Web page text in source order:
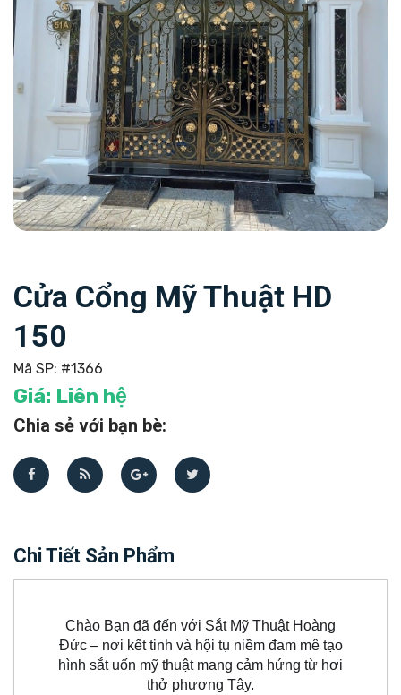
Cửa Cổng Mỹ Thuật HD
150
Mã SP: #1366
Giá: Liên hệ
Chia sẻ với bạn bè:
Chi Tiết Sản Phẩm
Chào Bạn đã đến với Sắt Mỹ Thuật Hoàng
Đức – nơi kết tinh và hội tụ niềm đam mê tạo
hình sắt uốn mỹ thuật mang cảm hứng từ hơi
thở phương Tây.